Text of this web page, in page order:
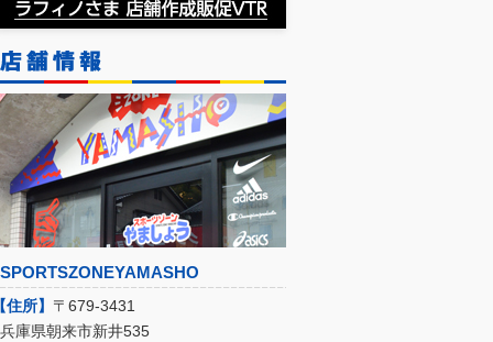
SPORTSZONEYAMASHO
住所】 〒679-3431
兵庫県朝来市新井535